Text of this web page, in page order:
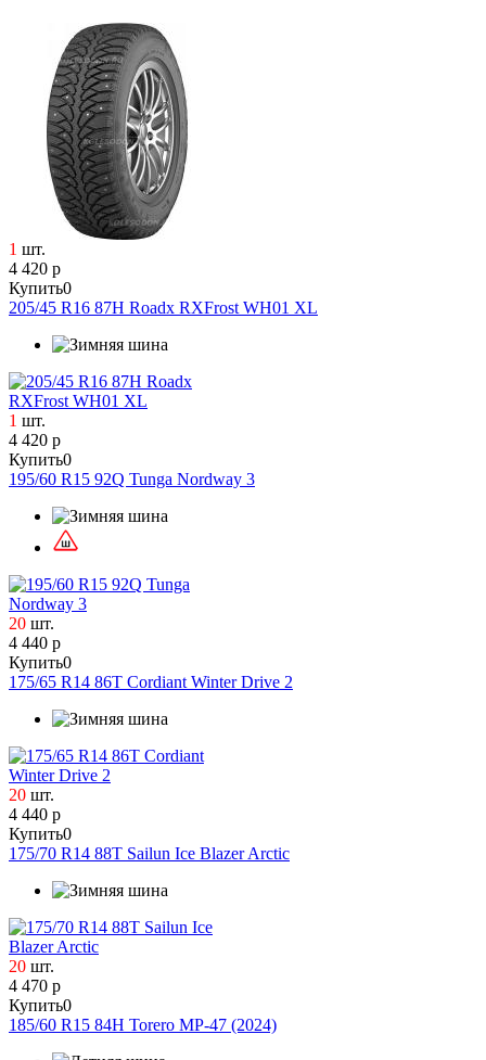
1 шт.
4 420 р
Купить0
205/45 R16 87H Roadx RXFrost WH01 XL
1 шт.
4 420 р
Купить0
195/60 R15 92Q Tunga Nordway 3
20 шт.
4 440 р
Купить0
175/65 R14 86T Cordiant Winter Drive 2
20 шт.
4 440 р
Купить0
175/70 R14 88T Sailun Ice Blazer Arctic
20 шт.
4 470 р
Купить0
185/60 R15 84H Torero MP-47 (2024)